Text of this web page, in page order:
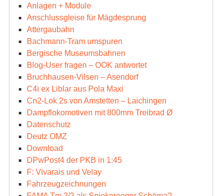
Anlagen + Module
Anschlussgleise für Mägdesprung
Attergaubahn
Bachmann-Tram umspuren
Bergische Museumsbahnen
Blog-User fragen – OOK antwortet
Bruchhausen-Vilsen – Asendorf
C4i ex Liblar aus Pola Maxi
Cn2-Lok 2s von Amstetten – Laichingen
Dampflokomotiven mit 800mm Treibrad Ø
Datenschutz
Deutz OMZ
Download
DPwPost4 der PKB in 1:45
F: Vivarais und Velay
Fahrzeugzeichnungen